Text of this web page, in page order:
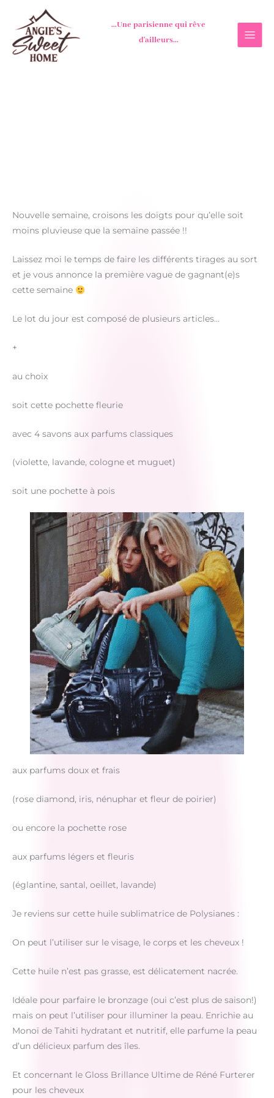
contenu
...Une parisienne qui rêve
d'ailleurs...
Nouvelle semaine, croisons les doigts pour qu’elle soit
moins pluvieuse que la semaine passée !!
Laissez moi le temps de faire les différents tirages au sort
et je vous annonce la première vague de gagnant(e)s
cette semaine
Le lot du jour est composé de plusieurs articles…
+
au choix
soit cette pochette fleurie
avec 4 savons aux parfums classiques
(violette, lavande, cologne et muguet)
soit une pochette à pois
aux parfums doux et frais
(rose diamond, iris, nénuphar et fleur de poirier)
ou encore la pochette rose
aux parfums légers et fleuris
(églantine, santal, oeillet, lavande)
Je reviens sur cette huile sublimatrice de Polysianes :
On peut l’utiliser sur le visage, le corps et les cheveux !
Cette huile n’est pas grasse, est délicatement nacrée.
Idéale pour parfaire le bronzage (oui c’est plus de saison!)
mais on peut l’utiliser pour illuminer la peau. Enrichie au
Monoï de Tahiti hydratant et nutritif, elle parfume la peau
d’un délicieux parfum des îles.
Et concernant le Gloss Brillance Ultime de Réné Furterer
pour les cheveux